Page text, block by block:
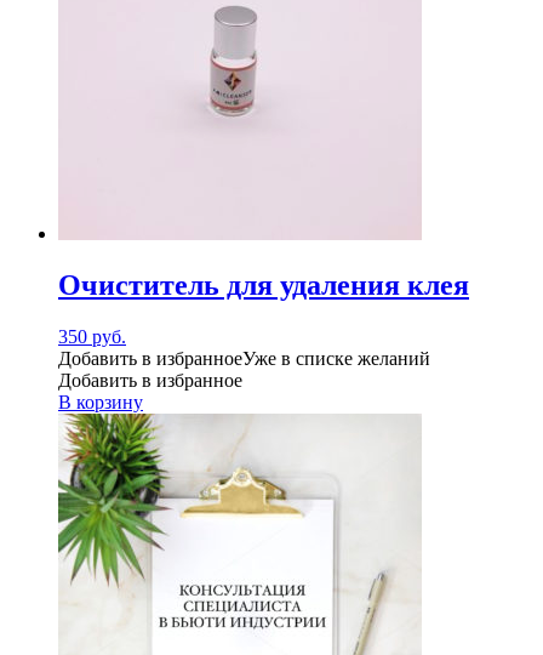
Очиститель для удаления клея
350 руб.
Добавить в избранноеУже в списке желаний
Добавить в избранное
В корзину